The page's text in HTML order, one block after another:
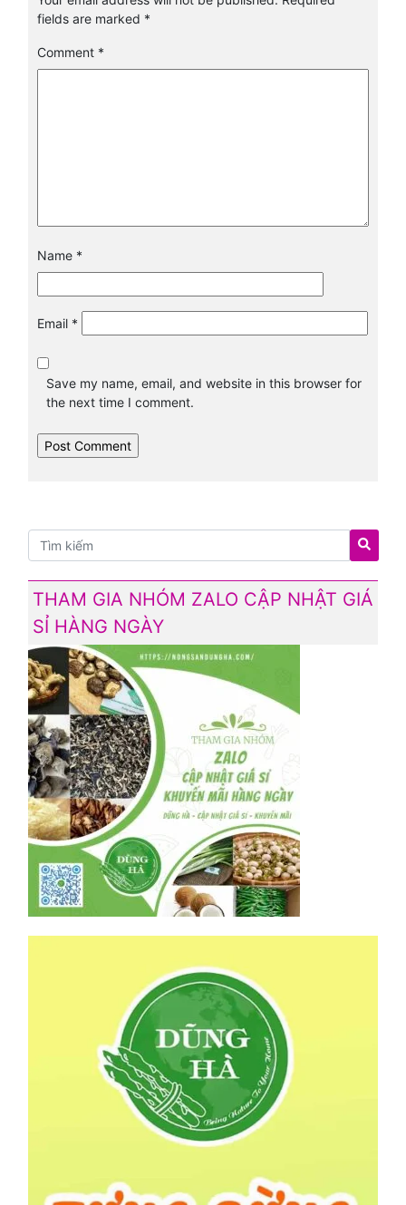
fields are marked *
Comment *
Name *
Email *
Save my name, email, and website in this browser for
the next time I comment.
THAM GIA NHÓM ZALO CẬP NHẬT GIÁ
SỈ HÀNG NGÀY